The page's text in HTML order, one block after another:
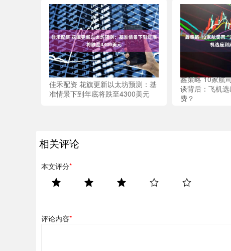
佳禾配资 花旗更新以太坊预测：基
准情景下到年底将跌至4300美元
鑫策略 10家航
谈背后：飞机
费？
相关评论
本文评分*
评论内容*